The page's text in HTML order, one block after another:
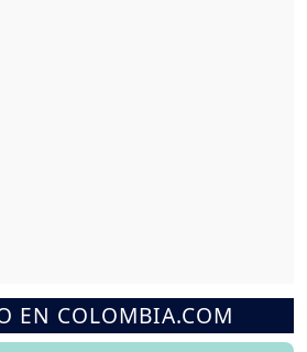
EN COLOMBIA.COM